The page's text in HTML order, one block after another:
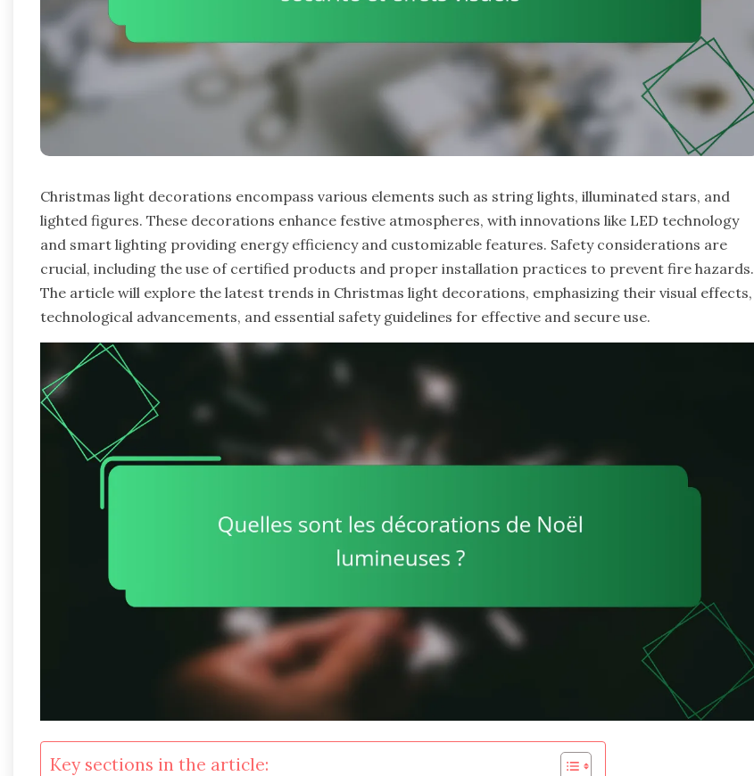
Christmas light decorations encompass various elements such as string lights, illuminated stars, and
lighted figures. These decorations enhance festive atmospheres, with innovations like LED technology
and smart lighting providing energy efficiency and customizable features. Safety considerations are
crucial, including the use of certified products and proper installation practices to prevent fire hazards.
The article will explore the latest trends in Christmas light decorations, emphasizing their visual effects,
technological advancements, and essential safety guidelines for effective and secure use.
Key sections in the article: